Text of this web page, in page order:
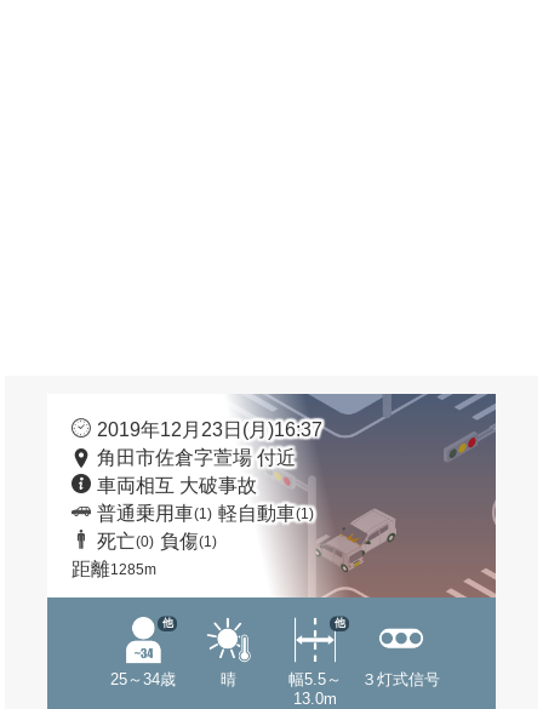
2019年12月23日(月)16:37
角田市佐倉字萱場 付近
車両相互 大破事故
普通乗用車(1) 軽自動車(1)
死亡(0) 負傷(1)
距離1285m
25～34歳
他
晴
幅5.5～
13.0m
他
３灯式信号